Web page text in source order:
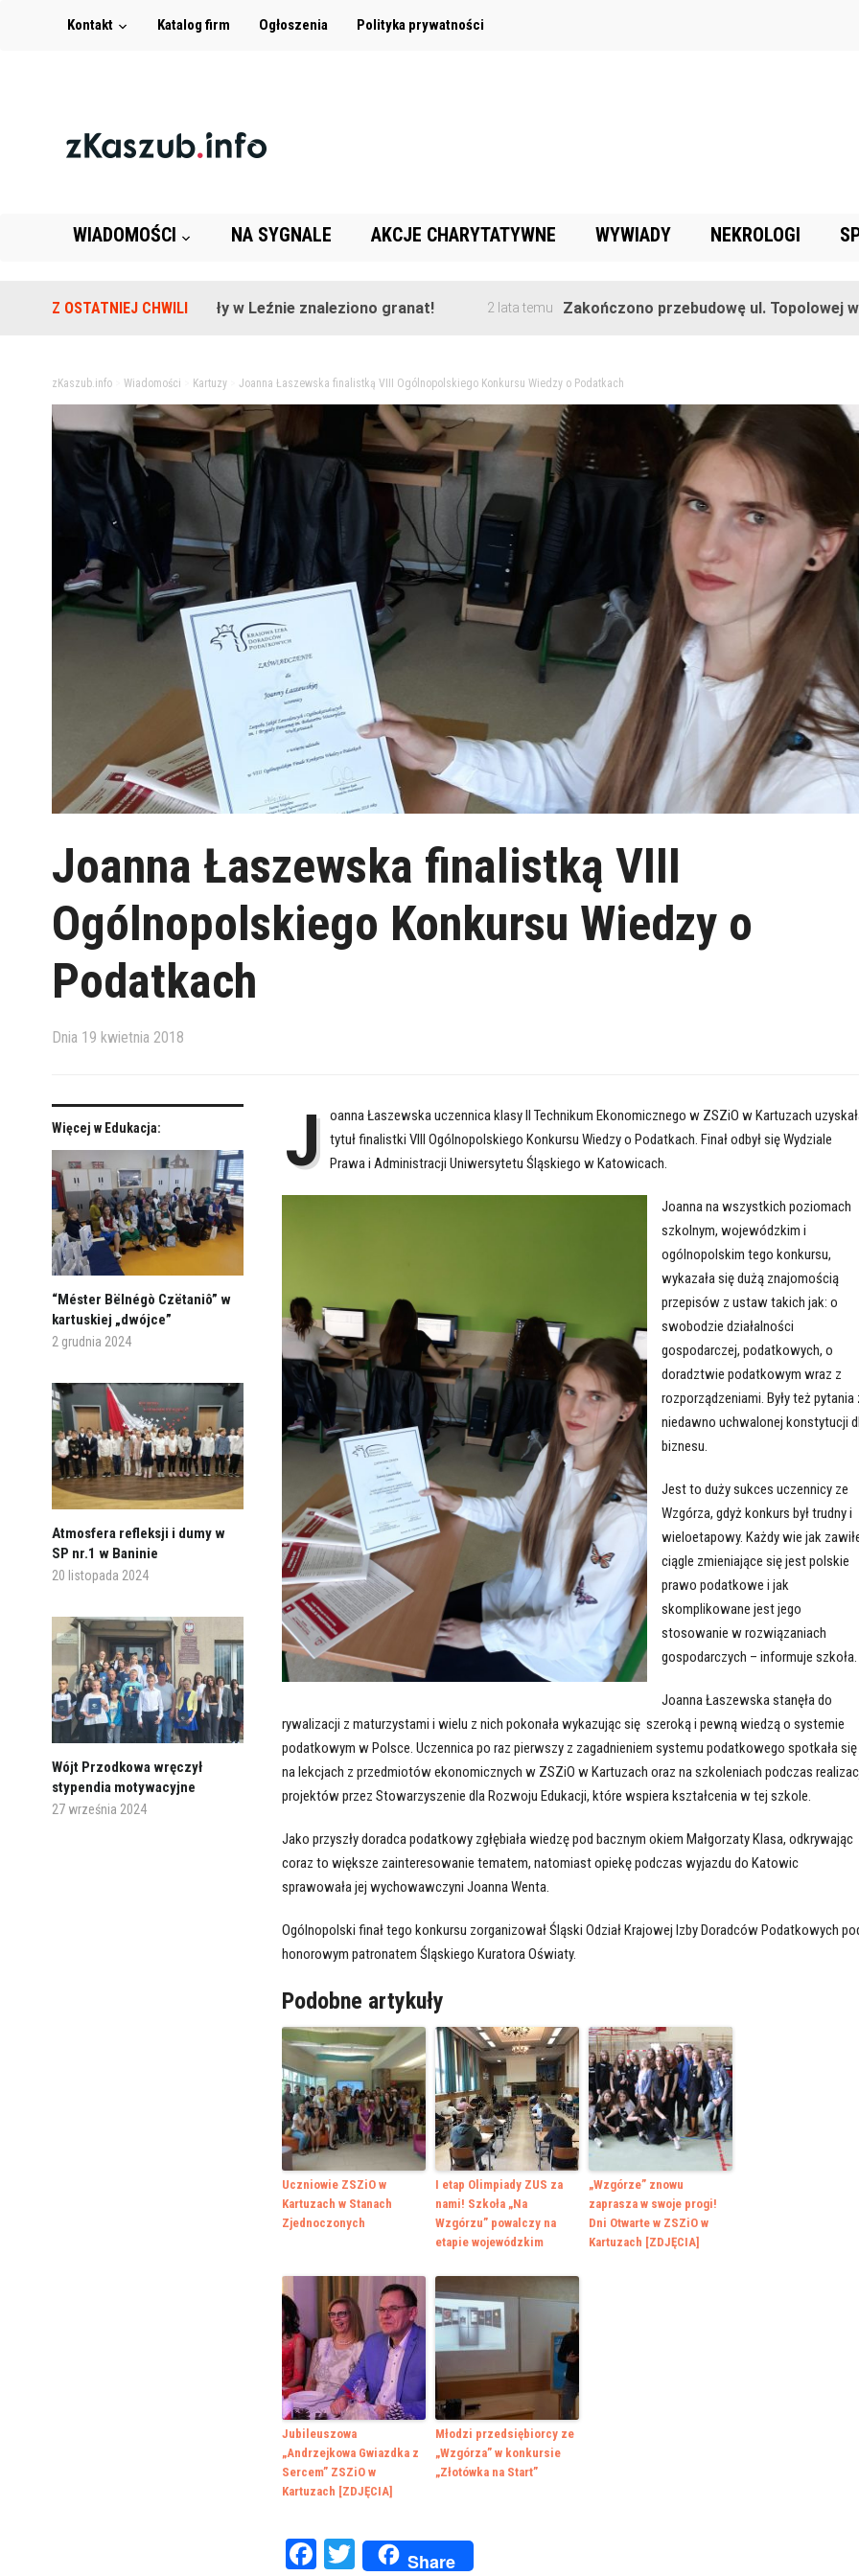
Kontakt Katalog firm Ogłoszenia Polityka prywatności
WIADOMOŚCI NA SYGNALE AKCJE CHARYTATYWNE WYWIADY NEKROLOGI
Z OSTATNIEJ CHWILI
Na terenie szkoły w Leźnie znaleziono granat! 2 lata temu Zakończono przebudowę ul. Topolowej w
zKaszub.info> Wiadomości Kartuzy> Joanna Łaszewska finalistką VIII Ogólnopolskiego Konkursu Wiedzy o Podatkach
Joanna Łaszewska finalistką VIII
Ogólnopolskiego Konkursu Wiedzy o
Podatkach
Dnia 19 kwietnia 2018
Więcej w Edukacja:
“Méster Bëlnégò Czëtaniô” w
kartuskiej „dwójce”
2 grudnia 2024
Atmosfera refleksji i dumy w
SP nr.1 w Baninie
20 listopada 2024
Wójt Przodkowa wręczył
stypendia motywacyjne
27 września 2024
J oanna Łaszewska uczennica klasy II Technikum Ekonomicznego w ZSZiO w Kartuzach
tytuł finalistki VIII Ogólnopolskiego Konkursu Wiedzy o Podatkach. Finał odbył się Wydziale
Prawa i Administracji Uniwersytetu Śląskiego w Katowicach.
Joanna na wszystkich poziomach
szkolnym, wojewódzkim i
ogólnopolskim tego konkursu,
wykazała się dużą znajomością
przepisów z ustaw takich jak: o
swobodzie działalności
gospodarczej, podatkowych, o
doradztwie podatkowym wraz z
rozporządzeniami. Były też pytania
niedawno uchwalonej konstytucji
biznesu.
Jest to duży sukces uczennicy ze
Wzgórza, gdyż konkurs był trudny i
wieloetapowy. Każdy wie jak
ciągle zmieniające się jest polskie
prawo podatkowe i jak
skomplikowane jest jego
stosowanie w rozwiązaniach
gospodarczych – informuje szkoła.
Joanna Łaszewska stanęła do
rywalizacji z maturzystami i wielu z nich pokonała wykazując się szeroką i pewną wiedzą o systemie
podatkowym w Polsce. Uczennica po raz pierwszy z zagadnieniem systemu podatkowego spotkała się
na lekcjach z przedmiotów ekonomicznych w ZSZiO w Kartuzach oraz na szkoleniach podczas
projektów przez Stowarzyszenie dla Rozwoju Edukacji, które wspiera kształcenia w tej szkole.
Jako przyszły doradca podatkowy zgłębiała wiedzę pod bacznym okiem Małgorzaty Klasa, odkrywając
coraz to większe zainteresowanie tematem, natomiast opiekę podczas wyjazdu do Katowic
sprawowała jej wychowawczyni Joanna Wenta.
Ogólnopolski finał tego konkursu zorganizował Śląski Odział Krajowej Izby Doradców Podatkowych
honorowym patronatem Śląskiego Kuratora Oświaty.
Podobne artykuły
Uczniowie ZSZiO w
Kartuzach w Stanach
Zjednoczonych
I etap Olimpiady ZUS za
nami! Szkoła „Na
Wzgórzu” powalczy na
etapie wojewódzkim
„Wzgórze” znowu
zaprasza w swoje progi!
Dni Otwarte w ZSZiO w
Kartuzach [ZDJĘCIA]
Jubileuszowa
„Andrzejkowa Gwiazdka z
Sercem” ZSZiO w
Kartuzach [ZDJĘCIA]
Młodzi przedsiębiorcy ze
„Wzgórza” w konkursie
„Złotówka na Start”
Facebook
Twitter
Share